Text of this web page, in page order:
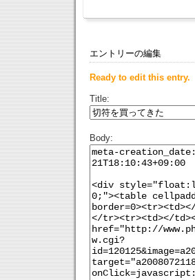
エントリーの編集
Ready to edit this entry.
Title:
Body: